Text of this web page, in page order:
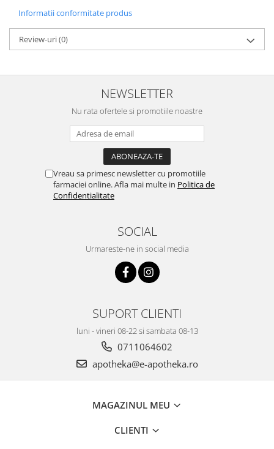
Informatii conformitate produs
Review-uri(0)
NEWSLETTER
Nu rata ofertele si promotiile noastre
Vreau sa primesc newsletter cu promotiile
farmaciei online. Afla mai multe in Politica de
Confidentialitate
SOCIAL
Urmareste-ne in social media
SUPORT CLIENTI
luni - vineri 08-22 si sambata 08-13
0711064602
apotheka@e-apotheka.ro
MAGAZINUL MEU
CLIENTI